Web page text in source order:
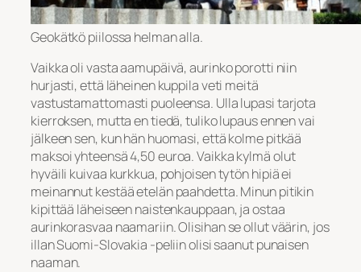
Geokätkö piilossa helman alla.
Vaikka oli vasta aamupäivä, aurinko porotti niin
hurjasti, että läheinen kuppila veti meitä
vastustamattomasti puoleensa. Ulla lupasi tarjota
kierroksen, mutta en tiedä, tuliko lupaus ennen vai
jälkeen sen, kun hän huomasi, että kolme pitkää
maksoi yhteensä 4,50 euroa. Vaikka kylmä olut
hyväili kuivaa kurkkua, pohjoisen tytön hipiä ei
meinannut kestää etelän paahdetta. Minun pitikin
kipittää läheiseen naistenkauppaan, ja ostaa
aurinkorasvaa naamariin. Olisihan se ollut väärin, jos
illan Suomi-Slovakia -peliin olisi saanut punaisen
naaman.